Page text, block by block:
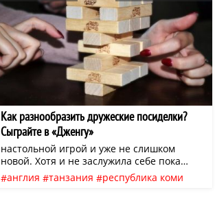
Как разнообразить дружеские посиделки?
Сыграйте в «Дженгу»
настольной игрой и уже не слишком
новой. Хотя и не заслужила себе пока
такой популярности у нас, как
небезызвестная «Монополия». Ввела
англия танзания
республика коми